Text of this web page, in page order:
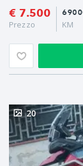
€ 7.500
Prezzo
KM
20